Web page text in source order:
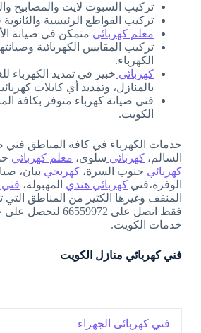
تركيب السبوت لايت والمصابيح
تركيب القواطع الرئيسية
معلم كهربائي متمكن في صيانة
تركيب المقابس الكهربائية
الكهرباء.
كهربائي خبير في تمديد الكهرباء
بالمنازل، وتمديد أي كابلات
فني صيانة كهرباء متوفر بكافة
الكويت.
خدمات الكهرباء في كافة المناطق فني
السالم، كهربائي سلوى، معلم كهربائي
كهربائي جنوب السرة، كهربجي بيان،
الوفرة،فني كهربائي هندي المهبولة، فني
المنقف وغيرها الكثير من المناطق التي
فقط اتصل على
خدمات الكويت.
فني كهربائي منازل الكويت
فني كهربائى الجهراء